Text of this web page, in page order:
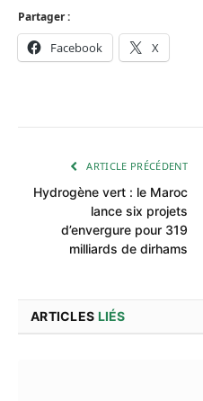
Partager :
Facebook X
ARTICLE PRÉCÉDENT
Hydrogène vert : le Maroc
lance six projets
d’envergure pour 319
milliards de dirhams
ARTICLES LIÉS